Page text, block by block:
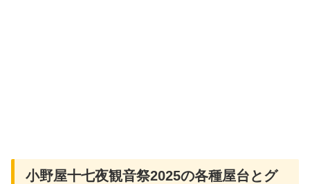
小野屋十七夜観音祭2025の各種屋台とグ